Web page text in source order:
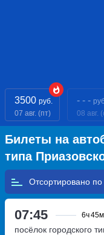
3500 руб.
07 авг. (пт)
- - -
08 авг.
Билеты на
типа
Отсортировано по
07:45 6ч45м
посёлок городского